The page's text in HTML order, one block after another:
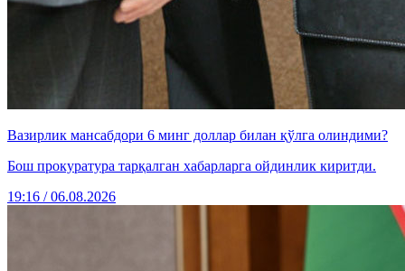
Вазирлик мансабдори 6 минг доллар билан қўлга олиндими?
Бош прокуратура тарқалган хабарларга ойдинлик киритди.
19:16 / 06.08.2026